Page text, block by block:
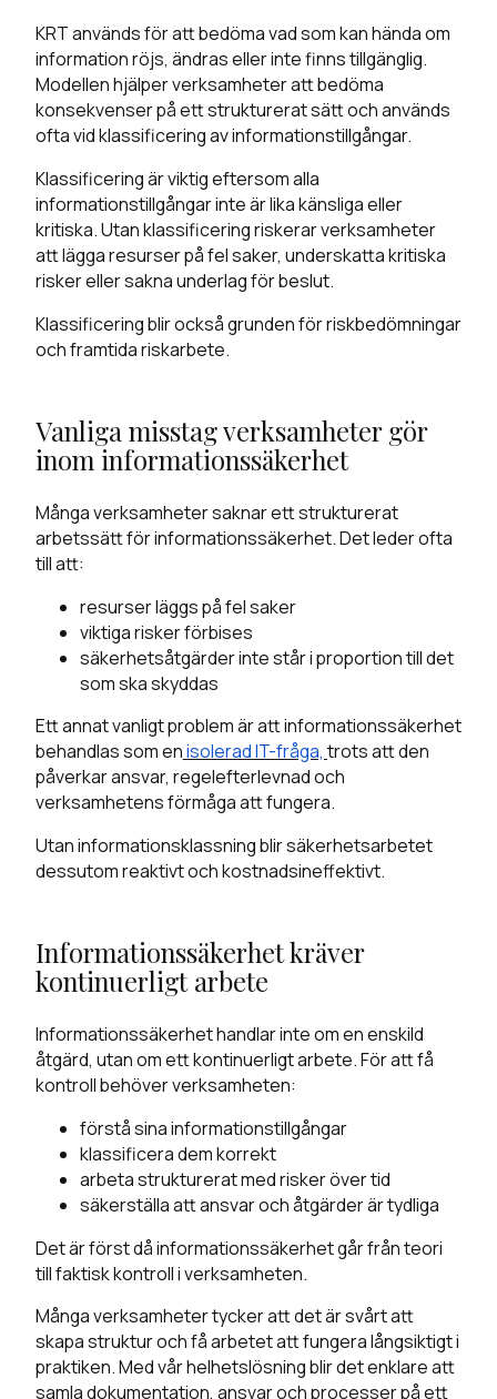
KRT används för att bedöma vad som kan hända om
information röjs, ändras eller inte finns tillgänglig.
Modellen hjälper verksamheter att bedöma
konsekvenser på ett strukturerat sätt och används
ofta vid klassificering av informationstillgångar.
Klassificering är viktig eftersom alla
informationstillgångar inte är lika känsliga eller
kritiska. Utan klassificering riskerar verksamheter
att lägga resurser på fel saker, underskatta kritiska
risker eller sakna underlag för beslut.
Klassificering blir också grunden för riskbedömningar
och framtida riskarbete.
Vanliga misstag verksamheter gör
inom informationssäkerhet
Många verksamheter saknar ett strukturerat
arbetssätt för informationssäkerhet. Det leder ofta
till att:
resurser läggs på fel saker
viktiga risker förbises
säkerhetsåtgärder inte står i proportion till det
som ska skyddas
Ett annat vanligt problem är att informationssäkerhet
behandlas som enisolerad IT-fråga, trots att den
påverkar ansvar, regelefterlevnad och
verksamhetens förmåga att fungera.
Utan informationsklassning blir säkerhetsarbetet
dessutom reaktivt och kostnadsineffektivt.
Informationssäkerhet kräver
kontinuerligt arbete
Informationssäkerhet handlar inte om en enskild
åtgärd, utan om ett kontinuerligt arbete. För att få
kontroll behöver verksamheten:
förstå sina informationstillgångar
klassificera dem korrekt
arbeta strukturerat med risker över tid
säkerställa att ansvar och åtgärder är tydliga
Det är först då informationssäkerhet går från teori
till faktisk kontroll i verksamheten.
Många verksamheter tycker att det är svårt att
skapa struktur och få arbetet att fungera långsiktigt i
praktiken. Med vår helhetslösning blir det enklare att
samla dokumentation, ansvar och processer på ett